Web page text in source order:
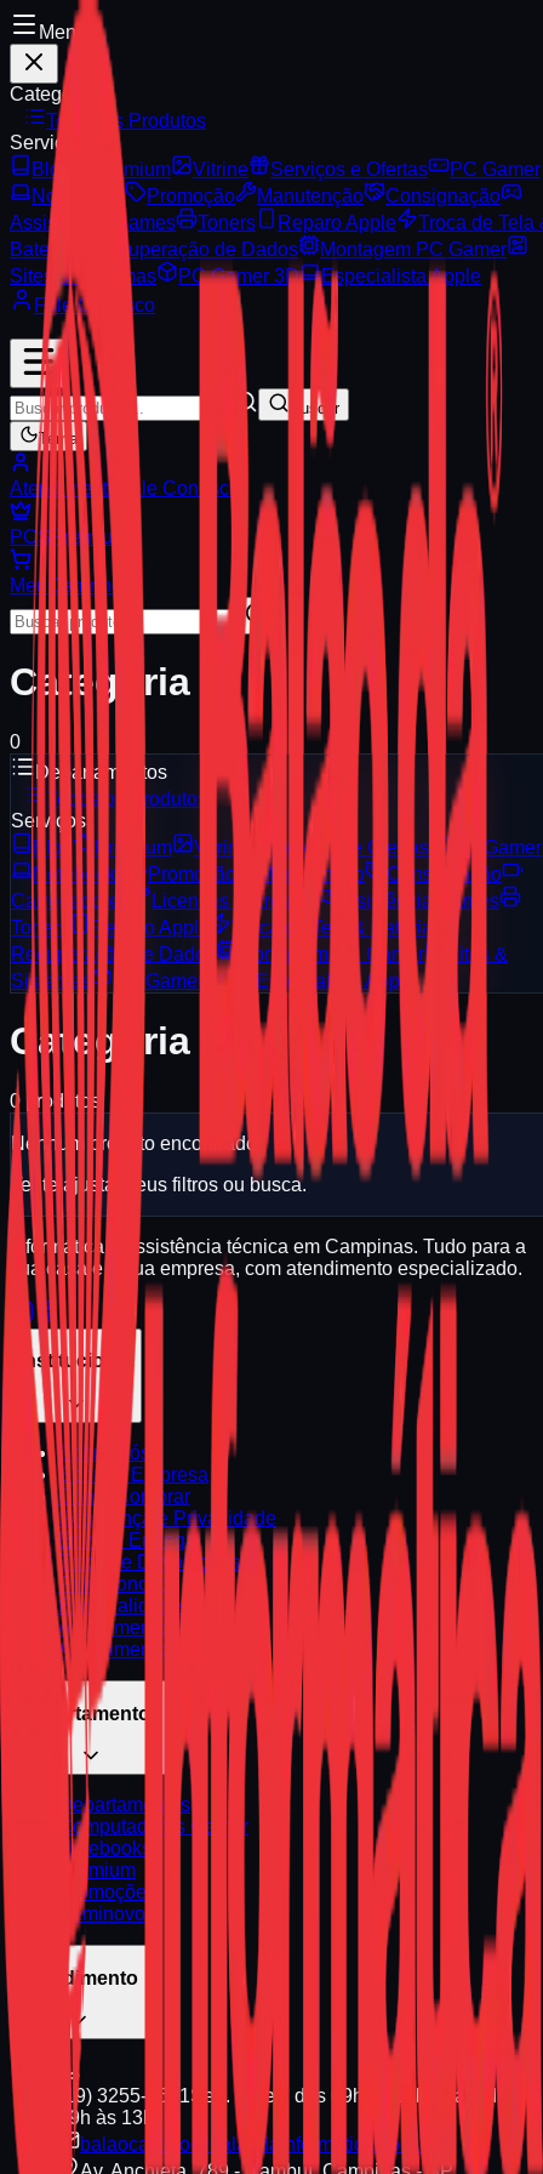
Menu
Categorias
Todos os Produtos
Serviços
Blog
Premium Vitrine Serviços e Ofertas
PC Gamer
Notebooks
Promoção Manutenção
Consignação
Assistência Games
Toners Reparo Apple
Troca de Tela
Bateria
Recuperação de Dados
Montagem PC Gamer
Sites & Sistemas
PC Gamer 3D
Especialista Apple
Fale Conosco
Buscar
Tema
Atendimento Fale Conosco
PCS Premium
Meu Carrinho
Categoria
0
Departamentos
Todos os Produtos
Serviços
Blog
Premium Vitrine Serviços e Ofertas
PC Gamer
Notebooks
Promoção Manutenção
Consignação
Carregadores
Licenças Microsoft
Assistência Games
Toners
Reparo Apple
Troca de Tela & Bateria
Recuperação de Dados
Montagem PC Gamer
Sites &
Sistemas
PC Gamer 3D Especialista Apple
Categoria
0 produtos
Nenhum produto encontrado.
Tente ajustar seus filtros ou busca.
Informática e assistência técnica em Campinas. Tudo para a
sua casa e a sua empresa, com atendimento especializado.
Institucional
Sobre Nós
Sobre a Empresa
Como Comprar
Segurança e Privacidade
Envio e Entrega
Trocas e Devoluções
Fale Conosco
Especialidades
Atendimento Regional
Atendimento Urgente
Departamentos
Departamentos
Computadores Gamer
Notebooks
Premium
Promoções
Seminovos
Atendimento
(19) 3255-1661Seg. a Sex. das 09h às 18h | Sáb. das
09h às 13h
balaocastelo@balaodainformatica.com.br